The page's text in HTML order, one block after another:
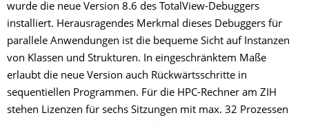
wurde die neue Version 8.6 des TotalView-Debuggers
installiert. Herausragendes Merkmal dieses Debuggers für
parallele Anwendungen ist die bequeme Sicht auf Instanzen
von Klassen und Strukturen. In eingeschränktem Maße
erlaubt die neue Version auch Rückwärtsschritte in
sequentiellen Programmen. Für die HPC-Rechner am ZIH
stehen Lizenzen für sechs Sitzungen mit max. 32 Prozessen